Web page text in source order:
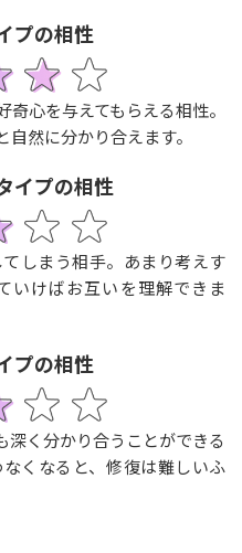
プの相性
心を与えてもらえる相性。
然に分かり合えます。
イプの相性
しまう相手。あまり考えす
いけばお互いを理解できま
プの相性
深く分かり合うことができる
くなると、修復は難しいふ